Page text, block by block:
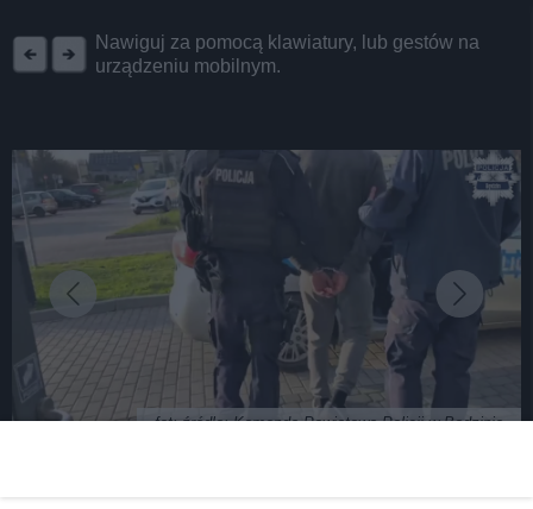
Nawiguj za pomocą klawiatury, lub gestów na
urządzeniu mobilnym.
fot: źródło: Komenda Powiatowa Policji w Będzinie